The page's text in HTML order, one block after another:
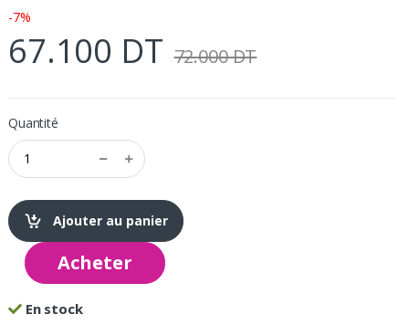
-7%
67.100 DT 72.000 DT
Quantité
Ajouter au panier
Acheter
En stock